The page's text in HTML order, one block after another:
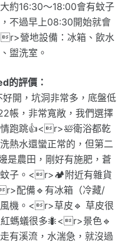
約16:30～18:00會有蚊子
不過早上08:30開始就會
營地設備：冰箱、飲水
盥洗室。
的評價：
開，坑洞非常多，底盤低
帳，非常寬敞，我們選擇
跑跳👍<r>🛀衛浴都乾
熱水還蠻正常的，但第二
農田，剛好有施肥，蒼
蚊子。<r>🏕附近有雜貨
配備🔹有冰箱（冷藏/
機。<r>草皮🔹 草皮很
螞蟻很多🐜<r>景色🔹
有溪流，水湍急，就沒過